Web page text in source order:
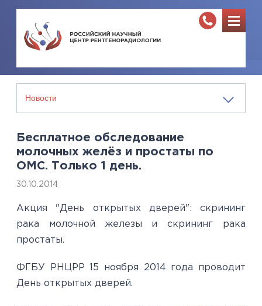
Бесплатное обследование
молочных желёз и простаты по
ОМС. Только 1 день.
30.10.2014
Акция "День открытых дверей": скрининг
рака молочной железы и скрининг рака
простаты.
ФГБУ РНЦРР 15 ноября 2014 года проводит
День открытых дверей.